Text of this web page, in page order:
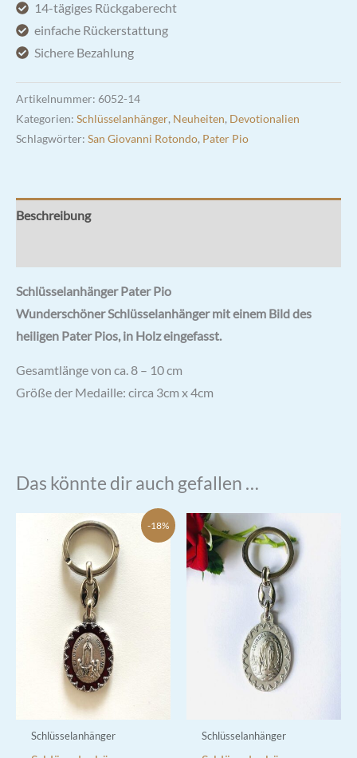
14-tägiges Rückgaberecht
einfache Rückerstattung
Sichere Bezahlung
Artikelnummer: 6052-14
Kategorien: Schlüsselanhänger, Neuheiten, Devotionalien
Schlagwörter: San Giovanni Rotondo, Pater Pio
Beschreibung
Schlüsselanhänger Pater Pio
Wunderschöner Schlüsselanhänger mit einem Bild des
heiligen Pater Pios, in Holz eingefasst.
Gesamtlänge von ca. 8 – 10 cm
Größe der Medaille: circa 3cm x 4cm
Das könnte dir auch gefallen …
-18%
Schlüsselanhänger Schlüsselanhänger